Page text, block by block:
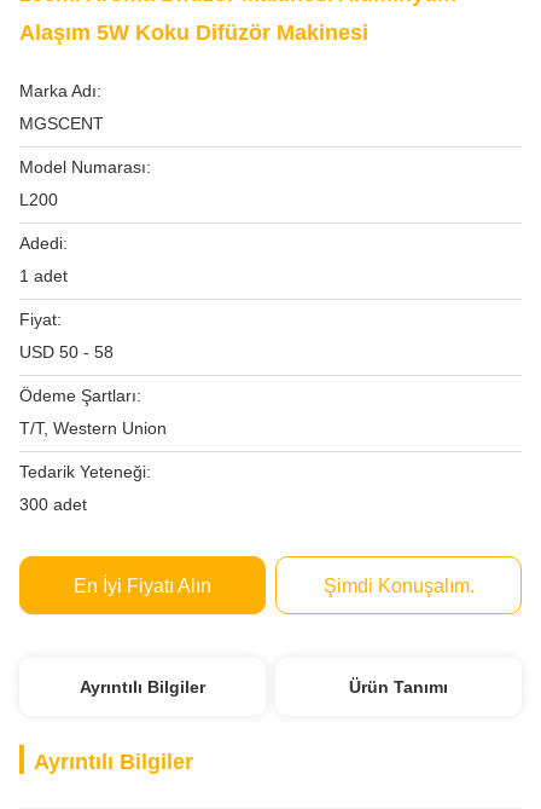
Alaşım 5W Koku Difüzör Makinesi
Marka Adı:
MGSCENT
Model Numarası:
L200
Adedi:
1 adet
Fiyat:
USD 50 - 58
Ödeme Şartları:
T/T, Western Union
Tedarik Yeteneği:
300 adet
En İyi Fiyatı Alın Şimdi Konuşalım.
Ayrıntılı Bilgiler Ürün Tanımı
Ayrıntılı Bilgiler